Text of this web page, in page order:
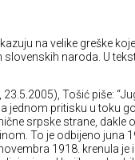
na velike greške
naroda. U
Tošić piše:
jednom pritisku u toku
srpske strane, dakle
To je odbijeno juna
1918. krenula je